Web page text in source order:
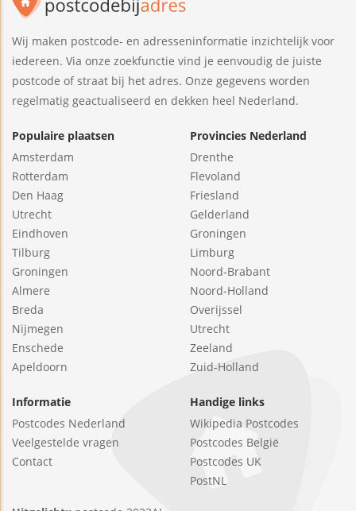
Wij maken postcode- en adresseninformatie inzichtelijk voor
iedereen. Via onze zoekfunctie vind je eenvoudig de juiste
postcode of straat bij het adres. Onze gegevens worden
regelmatig geactualiseerd en dekken heel Nederland.
Populaire plaatsen
Amsterdam
Rotterdam
Den Haag
Utrecht
Eindhoven
Tilburg
Groningen
Almere
Breda
Nijmegen
Enschede
Apeldoorn
Provincies Nederland
Drenthe
Flevoland
Friesland
Gelderland
Groningen
Limburg
Noord-Brabant
Noord-Holland
Overijssel
Utrecht
Zeeland
Zuid-Holland
Informatie
Postcodes Nederland
Veelgestelde vragen
Contact
Handige links
Wikipedia Postcodes
Postcodes België
Postcodes UK
PostNL